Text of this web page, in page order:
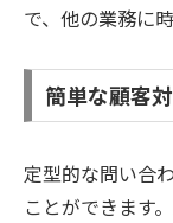
で、他の業務に
簡単な顧客
定型的な問い合
ことができます